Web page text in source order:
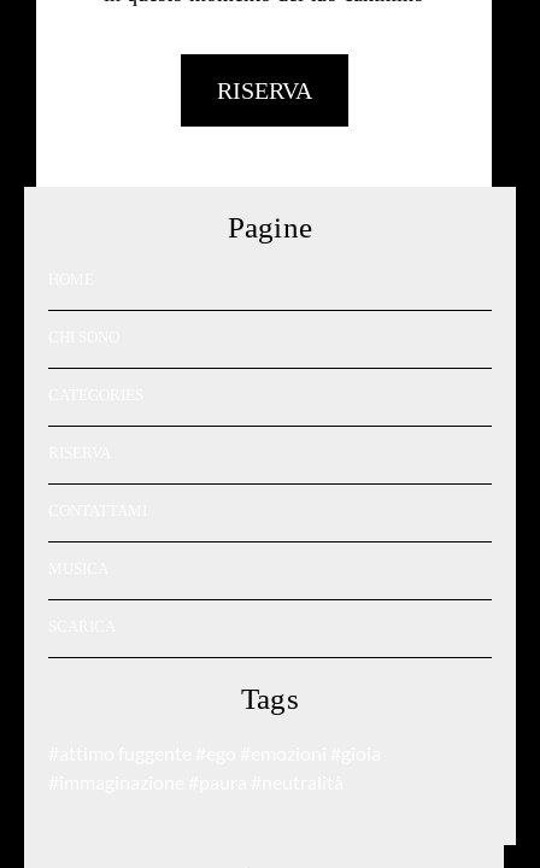
RISERVA
Pagine
Tags